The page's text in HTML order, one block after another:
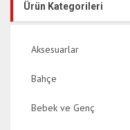
Ürün Kategorileri
Aksesuarlar
Bahçe
Bebek ve Genç